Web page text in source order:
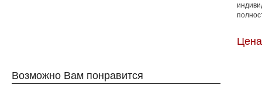
Возможно Вам понравится